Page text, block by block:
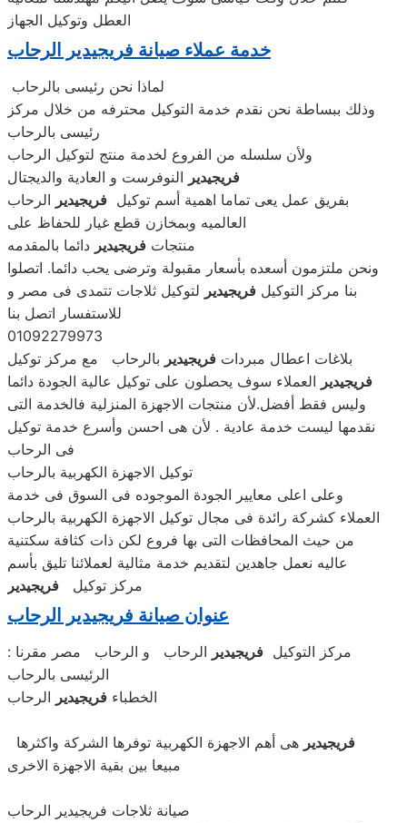
العطل وتوكيل الجهاز
خدمة عملاء صيانة فريجيدير الرحاب
لماذا نحن رئيسى بالرحاب
وذلك ببساطة نحن نقدم خدمة التوكيل محترفه من خلال مركز
رئيسى بالرحاب
ولأن سلسله من الفروع لخدمة منتج لتوكيل الرحاب
فريجيدير النوفرست و العادية والديجتال
بفريق عمل يعى تماما اهمية أسم توكيل فريجيدير الرحاب
العالميه وبمخازن قطع غيار للحفاظ على
منتجات فريجيدير دائما بالمقدمه
ونحن ملتزمون أسعده بأسعار مقبولة وترضى يحب دائما. اتصلوا
بنا مركز التوكيل فريجيدير لتوكيل ثلاجات تتمدى فى مصر و
للاستفسار اتصل بنا
01092279973
بلاغات اعطال مبردات فريجيدير بالرحاب مع مركز توكيل
فريجيدير العملاء سوف يحصلون على توكيل عالية الجودة دائما
وليس فقط أفضل.لأن منتجات الاجهزة المنزلية فالخدمة التى
نقدمها ليست خدمة عادية . لأن هى احسن وأسرع خدمة توكيل
فى الرحاب
توكيل الاجهزة الكهربية بالرحاب
وعلى اعلى معايير الجودة الموجوده فى السوق فى خدمة
العملاء كشركة رائدة فى مجال توكيل الاجهزة الكهربية بالرحاب
من حيث المحافظات التى بها فروع لكن ذات كثافة سكتنية
عاليه نعمل جاهدين لتقديم خدمة مثالية لعملائنا تليق بأسم
مركز توكيل فريجيدير
عنوان صيانة فريجيدير الرحاب
: مركز التوكيل فريجيدير الرحاب و الرحاب مصر مقرنا
الرئيسى بالرحاب
الخطباء فريجيدير الرحاب
فريجيدير هى أهم الاجهزة الكهربية توفرها الشركة واكثرها
مبيعا بين بقية الاجهزة الاخرى
صيانة ثلاجات فريجيدير الرحاب